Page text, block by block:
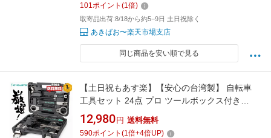
101ポイント (1倍)
取寄品出荷:8/18から約5−9日 土日祝除く
あきばお〜楽天市場支店
同じ商品を安い順で見る
【土日祝もあす楽】【安心の台湾製】 自転車
工具セット 24点 プロ ツールボックス付き
CYCLISTS
12,980 円 送料無料
590ポイント (1倍+4倍UP)